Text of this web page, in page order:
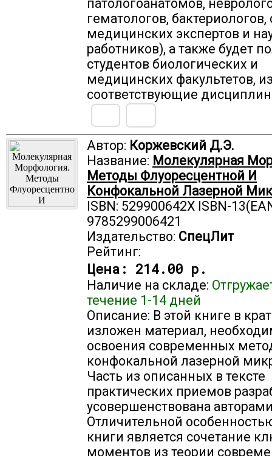
патологоанатомов,
гематологов, бактериологов,
медицинских экспертов и
работников), а также будет
студентов биологических и
медицинских факультетов,
соответствующие
Автор: Коржевский Д.Э.
Название: Молекулярная
Методы Флуоресцентной И
Конфокальной Лазерной
ISBN: 529900642X ISBN-
9785299006421
Издательство: СпецЛит
Рейтинг:
Цена: 214.00 р.
Наличие на складе:
течение 1-14 дней
Описание: В этой книге в
изложен материал,
освоения современных
конфокальной лазерной
Часть из описанных в тексте
практических приемов
усовершенствована
Отличительной
книги является сочетание
моментов из теории